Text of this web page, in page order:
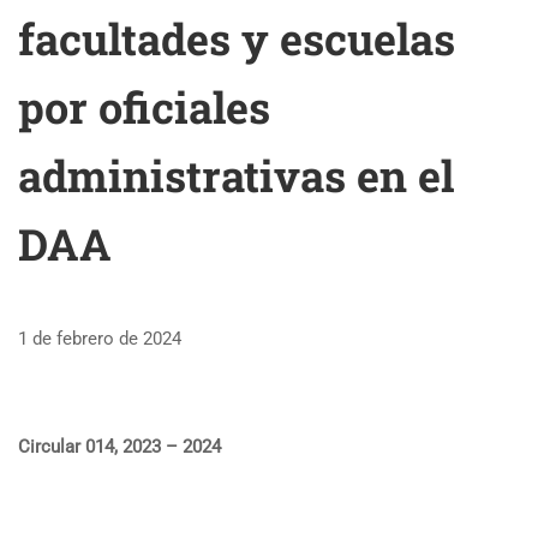
facultades y escuelas
por oficiales
administrativas en el
DAA
1 de febrero de 2024
Circular 014, 2023 – 2024